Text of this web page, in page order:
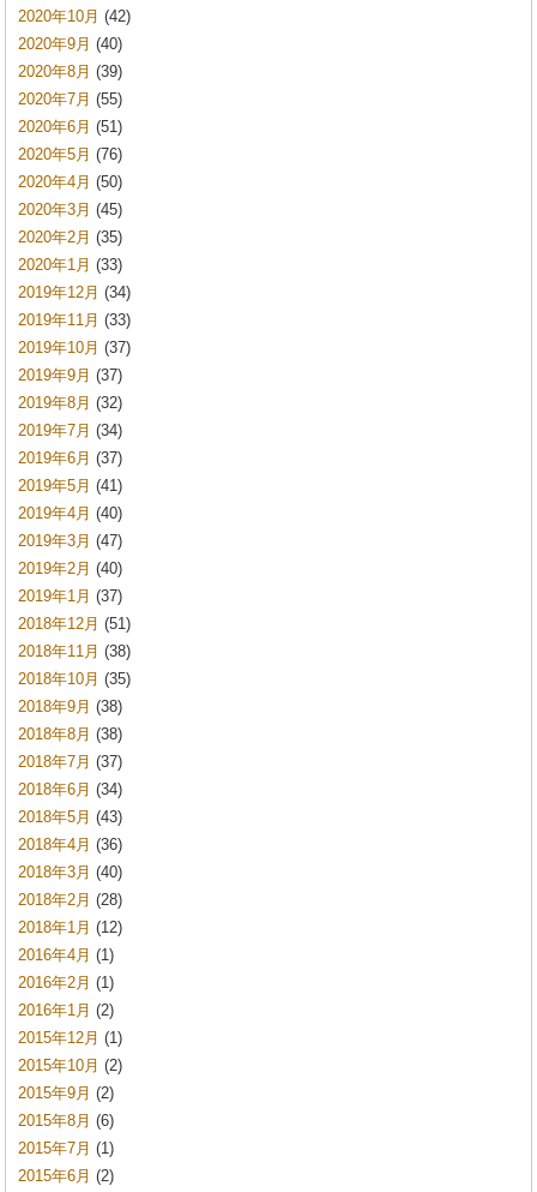
2020年10月 (42)
2020年9月 (40)
2020年8月 (39)
2020年7月 (55)
2020年6月 (51)
2020年5月 (76)
2020年4月 (50)
2020年3月 (45)
2020年2月 (35)
2020年1月 (33)
2019年12月 (34)
2019年11月 (33)
2019年10月 (37)
2019年9月 (37)
2019年8月 (32)
2019年7月 (34)
2019年6月 (37)
2019年5月 (41)
2019年4月 (40)
2019年3月 (47)
2019年2月 (40)
2019年1月 (37)
2018年12月 (51)
2018年11月 (38)
2018年10月 (35)
2018年9月 (38)
2018年8月 (38)
2018年7月 (37)
2018年6月 (34)
2018年5月 (43)
2018年4月 (36)
2018年3月 (40)
2018年2月 (28)
2018年1月 (12)
2016年4月 (1)
2016年2月 (1)
2016年1月 (2)
2015年12月 (1)
2015年10月 (2)
2015年9月 (2)
2015年8月 (6)
2015年7月 (1)
2015年6月 (2)